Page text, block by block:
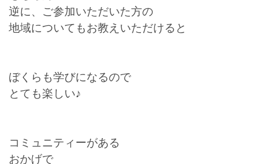
逆に、ご参加いただいた方の
地域についてもお教えいただけると
ぼくらも学びになるので
とても楽しい♪
コミュニティーがある
おかげで